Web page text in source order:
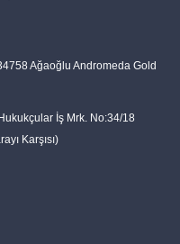
Ağaoğlu Andromeda Gold
İş Mrk. No:34/18
Karşısı)